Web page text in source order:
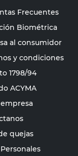
Frecuentes
Biométrica
al consumidor
y condiciones
1798/94
ACYMA
quejas